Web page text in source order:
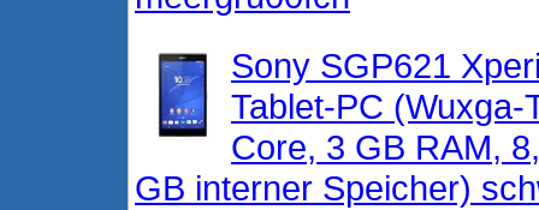
Sony SGP621
Tablet-PC
Core, 3 GB RAM,
GB interner Speicher)